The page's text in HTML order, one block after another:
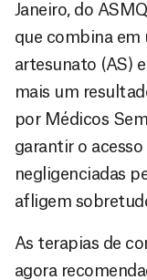
Janeiro, do
que combina
artesunato (AS)
mais um
por Médicos
garantir o
negligenciadas
afligem
As terapias de
agora